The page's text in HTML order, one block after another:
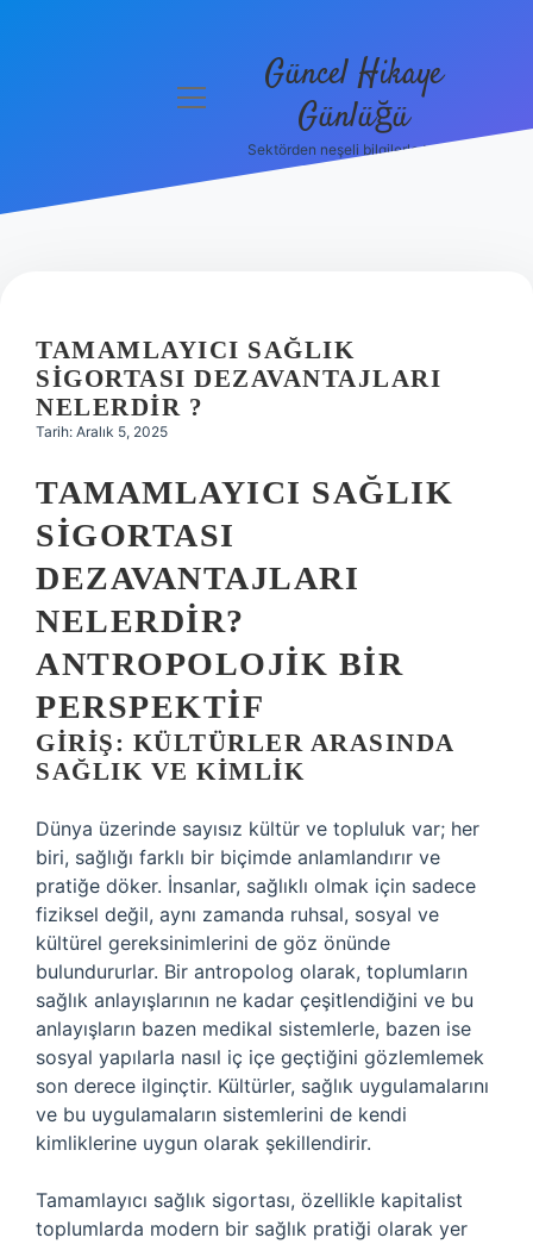
Hakkımızda
menüyü
Güncel Hikaye
Günlüğü
Sektörden neşeli bilgilerle tanış!
TAMAMLAYICI SAĞLIK
SIGORTASI DEZAVANTAJLARI
NELERDIR ?
Tarih: Aralık 5, 2025
TAMAMLAYICI SAĞLIK
SIGORTASI
DEZAVANTAJLARI
NELERDIR?
ANTROPOLOJIK BIR
PERSPEKTIF
GIRIŞ: KÜLTÜRLER ARASINDA
SAĞLIK VE KIMLIK
Dünya üzerinde sayısız kültür ve topluluk var; her
biri, sağlığı farklı bir biçimde anlamlandırır ve
pratiğe döker. İnsanlar, sağlıklı olmak için sadece
fiziksel değil, aynı zamanda ruhsal, sosyal ve
kültürel gereksinimlerini de göz önünde
bulundururlar. Bir antropolog olarak, toplumların
sağlık anlayışlarının ne kadar çeşitlendiğini ve bu
anlayışların bazen medikal sistemlerle, bazen ise
sosyal yapılarla nasıl iç içe geçtiğini gözlemlemek
son derece ilginçtir. Kültürler, sağlık uygulamalarını
ve bu uygulamaların sistemlerini de kendi
kimliklerine uygun olarak şekillendirir.
Tamamlayıcı sağlık sigortası, özellikle kapitalist
toplumlarda modern bir sağlık pratiği olarak yer